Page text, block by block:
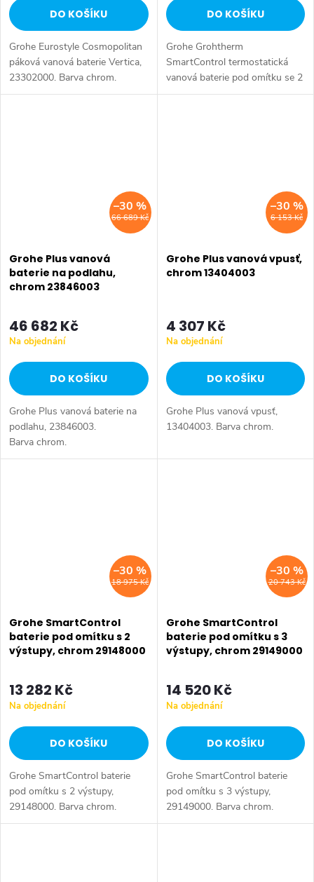
DO KOŠÍKU
Grohe Eurostyle Cosmopolitan
páková vanová baterie Vertica,
23302000. Barva chrom.
DO KOŠÍKU
Grohe Grohtherm
SmartControl termostatická
vanová baterie pod omítku se 2
ventily, 29156LS0.
66 689 Kč
–30 %
Grohe Plus vanová
baterie na podlahu,
chrom 23846003
46 682 Kč
Na objednání
DO KOŠÍKU
Grohe Plus vanová baterie na
podlahu, 23846003.
Barva chrom.
6 153 Kč
–30 %
Grohe Plus vanová vpusť,
chrom 13404003
4 307 Kč
Na objednání
DO KOŠÍKU
Grohe Plus vanová vpusť,
13404003. Barva chrom.
18 975 Kč
–30 %
Grohe SmartControl
baterie pod omítku s 2
výstupy, chrom 29148000
13 282 Kč
Na objednání
DO KOŠÍKU
Grohe SmartControl baterie
pod omítku s 2 výstupy,
29148000. Barva chrom.
20 743 Kč
–30 %
Grohe SmartControl
baterie pod omítku s 3
výstupy, chrom 29149000
14 520 Kč
Na objednání
DO KOŠÍKU
Grohe SmartControl baterie
pod omítku s 3 výstupy,
29149000. Barva chrom.